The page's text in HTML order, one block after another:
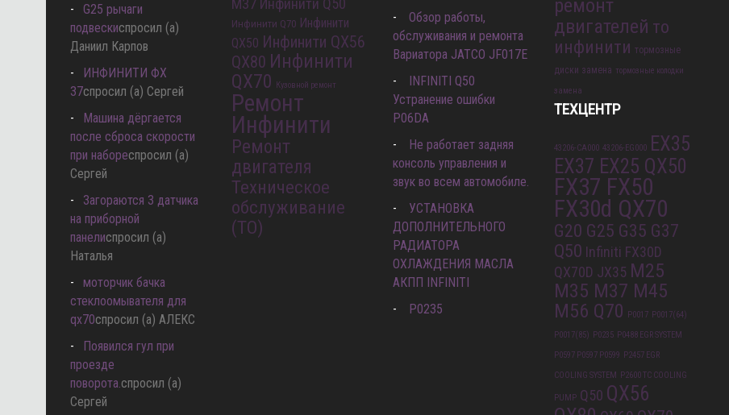
G25 рычаги
подвескиспросил (а)
Даниил Карпов
ИНФИНИТИ ФХ
37спросил (а) Сергей
Машина дёргается
после сброса скорости
при набореспросил (а)
Сергей
Загораются 3 датчика
на приборной
панелиспросил (а)
Наталья
моторчик бачка
стеклоомывателя для
qx70спросил (а) АЛЕКС
Появился гул при
проезде
поворота.спросил (а)
Сергей
M37 Инфинити Q50
Инфинити Q70 Инфинити
QX50 Инфинити QX56
QX80 Инфинити
QX70
Кузовной ремонт
Ремонт
Инфинити
Ремонт
двигателя
Техническое
обслуживание
(ТО)
Обзор работы,
обслуживания и ремонта
Вариатора JATCO JF017E
INFINITI Q50
Устранение ошибки
P06DA
Не работает задняя
консоль управления и
звук во всем автомобиле.
УСТАНОВКА
ДОПОЛНИТЕЛЬНОГО
РАДИАТОРА
ОХЛАЖДЕНИЯ МАСЛА
АКПП INFINITI
P0235
ремонт
двигателей то
инфинити тормозные
диски замена тормозные колодки
замена
ТЕХЦЕНТР
43206-CA000 43206-EG000
EX35
EX37 EX25 QX50
FX37 FX50
FX30d QX70
G20 G25 G35 G37
Q50 Infiniti FX30D
QX70D JX35 M25
M35 M37 M45
M56 Q70
P0017 P0017(64)
P0017(85) P0235 P0488 EGR SYSTEM
P0597 P0597 P0599 P2457 EGR
COOLING SYSTEM
P2600 TC COOLING
PUMP Q50 QX56